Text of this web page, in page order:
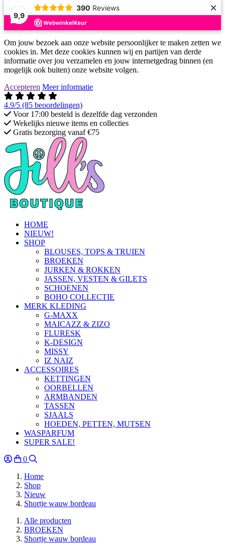
9,9
390 Reviews ×
Om jouw bezoek aan onze website persoonlijker te maken zetten we
cookies in. Met deze cookies kunnen wij en partijen van derde
informatie over jou verzamelen en jouw internetgedrag binnen (en
mogelijk ook buiten) onze website volgen.
Accepteren Meer informatie
4.9/5 (85 beoordelingen)
Voor 17:00 besteld is dezelfde dag verzonden
Wekelijks nieuwe items en collecties
Gratis bezorging vanaf €75
HOME
NIEUW!
SHOP
BLOUSES, TOPS & TRUIEN
BROEKEN
JURKEN & ROKKEN
JASSEN, VESTEN & GILETS
SCHOENEN
BOHO COLLECTIE
MERK KLEDING
G-MAXX
MAICAZZ & ZIZO
FLURESK
K-DESIGN
MISSY
IZ NAIZ
ACCESSOIRES
KETTINGEN
OORBELLEN
ARMBANDEN
TASSEN
SJAALS
HOEDEN, PETTEN, MUTSEN
WASPARFUM
SUPER SALE!
0
Home
Shop
Nieuw
Shortje wauw bordeau
Alle producten
BROEKEN
Shortje wauw bordeau